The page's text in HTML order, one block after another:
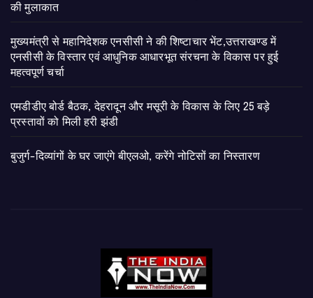
की मुलाकात
मुख्यमंत्री से महानिदेशक एनसीसी ने की शिष्टाचार भेंट,उत्तराखण्ड में
एनसीसी के विस्तार एवं आधुनिक आधारभूत संरचना के विकास पर हुई
महत्वपूर्ण चर्चा
एमडीडीए बोर्ड बैठक, देहरादून और मसूरी के विकास के लिए 25 बड़े
प्रस्तावों को मिली हरी झंडी
बुजुर्ग-दिव्यांगों के घर जाएंगे बीएलओ, करेंगे नोटिसों का निस्तारण